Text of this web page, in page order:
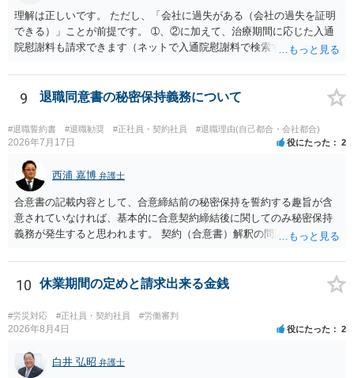
理解は正しいです。 ただし、「会社に過失がある（会社の過失を証明
できる）」ことが前提です。 ➀、②に加えて、治療期間に応じた入通
院慰謝料も請求できます（ネットで入通院慰謝料で検索すると詳しい
後遺障害慰謝料も請求できます。これらは後遺障害の等級、あなたの
収入、年齢等で大きく変わりますので一般的にいくらとは言えませ
ん。 弁護士に依頼する費用はそれぞれの弁護士で異なるので個別に聞
いてみるしかありませんが、旧日弁連規準を使った着手金・成功報酬
方式と着手金ゼロまたは少額で成功報酬大目の方式のどちらかが多い
と思います（個々の弁護士次第なので一般化はできません）。 早めに
弁護士に直接面談で相談されることをお勧めします。
9 退職同意書の秘密保持義務について
#退職誓約書 #退職勧奨 #正社員・契約社員 #退職理由(自己都合・会社都合)
2026年7月17日 役にたった 2
西浦 嘉博 弁護士
合意書の記載内容として、合意締結前の秘密保持を誓約する趣旨が含
意されていなければ、基本的に合意契約締結後に関してのみ秘密保持
義務が発生すると思われます。 契約（合意書）解釈の問題ですので、
場合、最寄りの法律事務所で相談されることを検討ください。
10 休業期間の定めと請求出来る金銭
#労災対応 #正社員・契約社員 #労働審判
2026年8月4日 役にたった 2
白井 弘昭 弁護士